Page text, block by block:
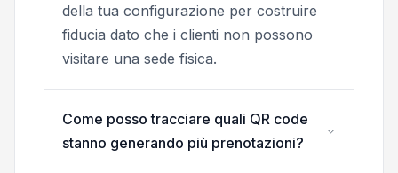
della tua configurazione per costruire
fiducia dato che i clienti non possono
visitare una sede fisica.
Come posso tracciare quali QR code
stanno generando più prenotazioni?